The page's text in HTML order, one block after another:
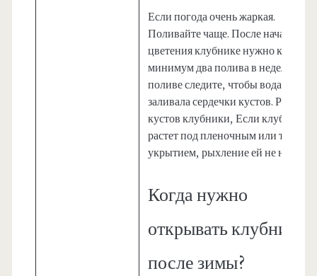
Если погода очень жаркая.
Поливайте чаще. После начала
цветения клубнике нужно как
минимум два полива в неделю.
поливе следите, чтобы вода не
заливала сердечки кустов.
кустов клубники, Если клубника
растет под пленочным или
укрытием, рыхление ей не нужно.
Когда нужно
открывать клубнику
после зимы?